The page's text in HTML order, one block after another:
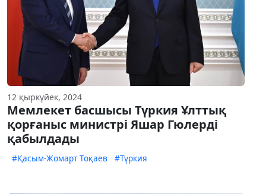
12 қыркүйек, 2024
Мемлекет басшысы Түркия Ұлттық
қорғаныс министрі Яшар Гюлерді
қабылдады
#Қасым-Жомарт Тоқаев #Түркия